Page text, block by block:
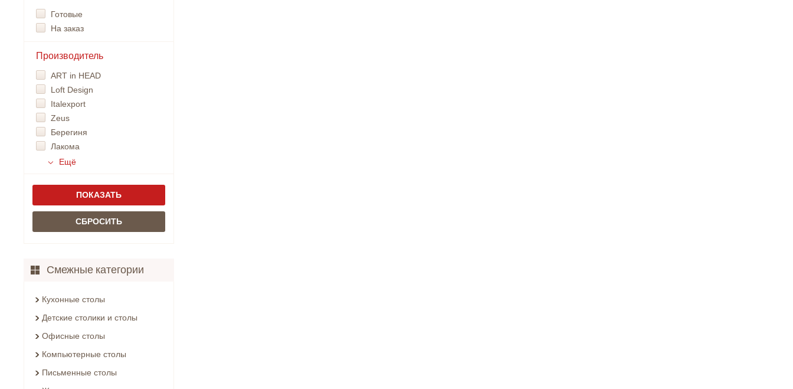
Готовые
На заказ
Производитель
ART in HEAD
Loft Design
Italexport
Zeus
Берегиня
Лакома
Ещё
Смежные категории
Кухонные столы
Детские столики и столы
Офисные столы
Компьютерные столы
Письменные столы